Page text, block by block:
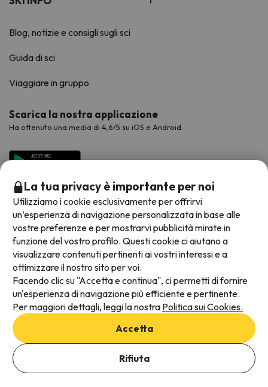
Aggiungi date per verificare la disponibilità
Seleziona Date di prenotazione
Blog, notizie e consigli sugli sci
Guida di sci
Viaggiare in gruppo
Scarica la nostra applicazione
Ha ottenuto una media di 4,6/5 su iOS e Android.
Metodi di pagamento disponibili
Termini e condizioni generali
Protezione dei dati
Informativa sui cookie
La tua privacy è importante per noi
Utilizziamo i cookie esclusivamente per offrirvi
un’esperienza di navigazione personalizzata in base alle
vostre preferenze e per mostrarvi pubblicità mirate in
funzione del vostro profilo. Questi cookie ci aiutano a
visualizzare contenuti pertinenti ai vostri interessi e a
ottimizzare il nostro sito per voi.
Facendo clic su "Accetta e continua", ci permetti di fornire
un'esperienza di navigazione più efficiente e pertinente.
Per maggiori dettagli, leggi la nostra Politica sui Cookies.
Accetta
Rifiuta